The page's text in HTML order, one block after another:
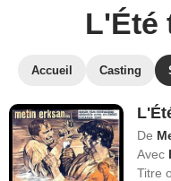
L'Été
Accueil Casting
De
Avec
Titre